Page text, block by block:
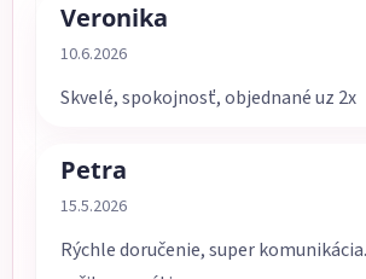
Veronika
Hodnotenie obchodu je 5 z 5
10.6.2026
Skvelé, spokojnosť, objednané uz 2x
Petra
Hodnotenie obchodu je 5 z 5
15.5.2026
Rýchle doručenie, super